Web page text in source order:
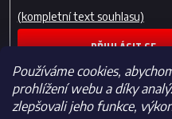
Používáme cookies,
prohlížení webu a díky
zlepšovali jeho funkce,
(kompletní text souhlasu)
PŘIHLÁSIT SE